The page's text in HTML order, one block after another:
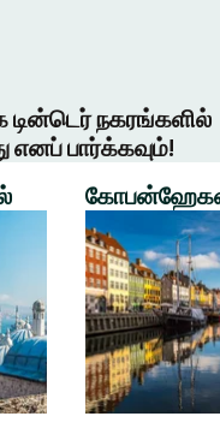
டின்டெர் நகரங்களில்
பார்க்கவும்!